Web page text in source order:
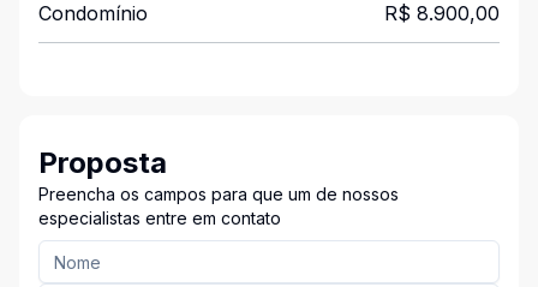
Condomínio R$ 8.900,00
Proposta
Preencha os campos para que um de nossos
especialistas entre em contato